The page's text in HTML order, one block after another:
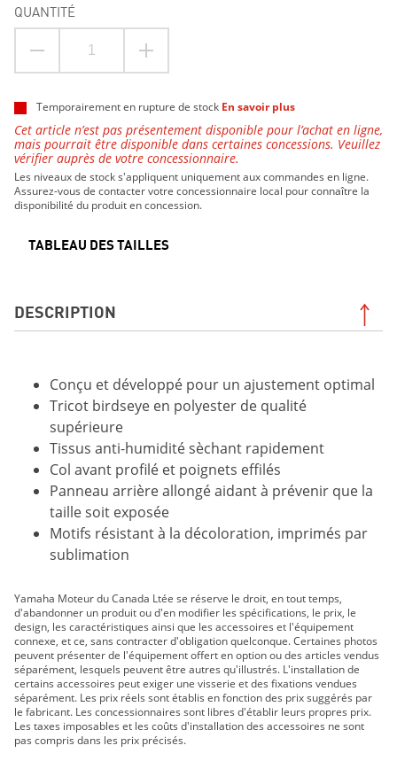
QUANTITÉ
Temporairement en rupture de stock En savoir plus
Cet article n’est pas présentement disponible pour l’achat en ligne,
mais pourrait être disponible dans certaines concessions. Veuillez
vérifier auprès de votre concessionnaire.
Les niveaux de stock s'appliquent uniquement aux commandes en ligne.
Assurez-vous de contacter votre concessionnaire local pour connaître la
disponibilité du produit en concession.
TABLEAU DES TAILLES
DESCRIPTION
Conçu et développé pour un ajustement optimal
Tricot birdseye en polyester de qualité
supérieure
Tissus anti-humidité sèchant rapidement
Col avant profilé et poignets effilés
Panneau arrière allongé aidant à prévenir que la
taille soit exposée
Motifs résistant à la décoloration, imprimés par
sublimation
Yamaha Moteur du Canada Ltée se réserve le droit, en tout temps,
d'abandonner un produit ou d'en modifier les spécifications, le prix, le
design, les caractéristiques ainsi que les accessoires et l'équipement
connexe, et ce, sans contracter d'obligation quelconque. Certaines photos
peuvent présenter de l'équipement offert en option ou des articles vendus
séparément, lesquels peuvent être autres qu'illustrés. L'installation de
certains accessoires peut exiger une visserie et des fixations vendues
séparément. Les prix réels sont établis en fonction des prix suggérés par
le fabricant. Les concessionnaires sont libres d'établir leurs propres prix.
Les taxes imposables et les coûts d'installation des accessoires ne sont
pas compris dans les prix précisés.